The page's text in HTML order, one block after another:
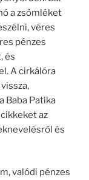
a zsömléket
véres
pénzes
és
A cirkálóra
Baba Patika
az
és
valódi pénzes